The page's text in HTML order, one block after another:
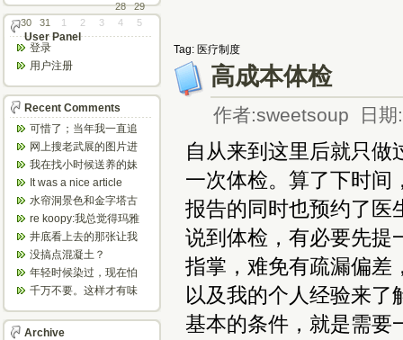
Tag: 医疗制度
高成本体检
作者:sweetsoup 日期
自从来到这里后就只做
一次体检。算了下时间
报告的同时也预约了医
说到体检，有必要先提
指掌，难免有疏漏偏差
以及我的个人经验来
基本的条件，就是需要
28
29
30
31 1 2 3 4 5
User Panel
登录
用户注册
Recent Comments
可惜了；当年我一直追
着这个，看博主夫妇一
步步在多伦...
网上搜老武展的图片进
来了，一晃是你十年前
的帖子，时...
我在找小时候送养的妹
妹，有人QQ找我说找到
了匹配的...
It was a nice article
and...
水帘洞景色和金字塔古
迹都不错。
re koopy:我总觉得玛雅
人见过外星人。不然哪...
井底看上去的那张让我
想起了蝙蝠侠。。下棋
那张会不会...
没搞点混凝土？
年轻时候染过，现在怕
伤头发不敢染了。不过
千万不要。这样才有味
气场。
Archive